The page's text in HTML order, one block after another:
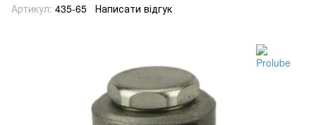
Артикул: 435-65 Написати відгук